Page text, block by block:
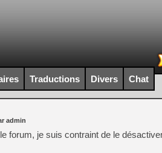
Traductions Divers Chat
admin
forum, je suis contraint de le